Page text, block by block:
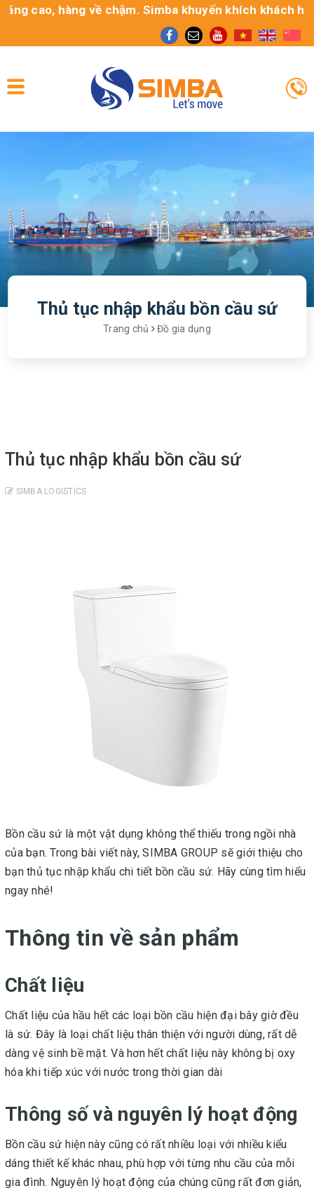
hàng về chậm. Simba khuyến khích khách
Thủ tục nhập khẩu bồn cầu sứ
Trang chủ Đồ gia dụng
Thủ tục nhập khẩu bồn cầu sứ
SIMBA LOGISTICS
Bồn cầu sứ là một vật dụng không thể thiếu trong ngồi nhà
của bạn. Trong bài viết này, SIMBA GROUP sẽ giới thiệu cho
bạn thủ tục nhập khẩu chi tiết bồn cầu sứ. Hãy cùng tìm hiểu
ngay nhé!
Thông tin về sản phẩm
Chất liệu
Chất liệu của hầu hết các loại bồn cầu hiện đại bây giờ đều
là sứ. Đây là loại chất liệu thân thiện với người dùng, rất dễ
dàng vệ sinh bề mặt. Và hơn hết chất liệu này không bị oxy
hóa khi tiếp xúc với nước trong thời gian dài
Thông số và nguyên lý hoạt động
Bồn cầu sứ hiện này cũng có rất nhiều loại với nhiều kiểu
dáng thiết kế khác nhau, phù hợp với từng nhu cầu của mỗi
gia đình. Nguyên lý hoạt động của chúng cũng rất đơn giản,